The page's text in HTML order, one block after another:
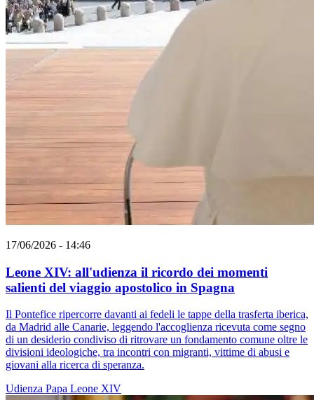
17/06/2026 - 14:46
Leone XIV: all'udienza il ricordo dei momenti
salienti del viaggio apostolico in Spagna
Il Pontefice ripercorre davanti ai fedeli le tappe della trasferta iberica,
da Madrid alle Canarie, leggendo l'accoglienza ricevuta come segno
di un desiderio condiviso di ritrovare un fondamento comune oltre le
divisioni ideologiche, tra incontri con migranti, vittime di abusi e
giovani alla ricerca di speranza.
Udienza Papa Leone XIV